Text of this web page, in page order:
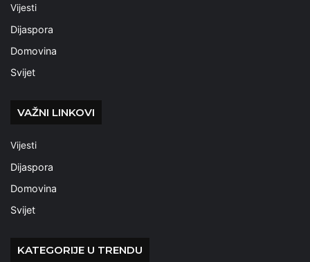
Vijesti
Dijaspora
Domovina
Svijet
VAŽNI LINKOVI
Vijesti
Dijaspora
Domovina
Svijet
KATEGORIJE U TRENDU